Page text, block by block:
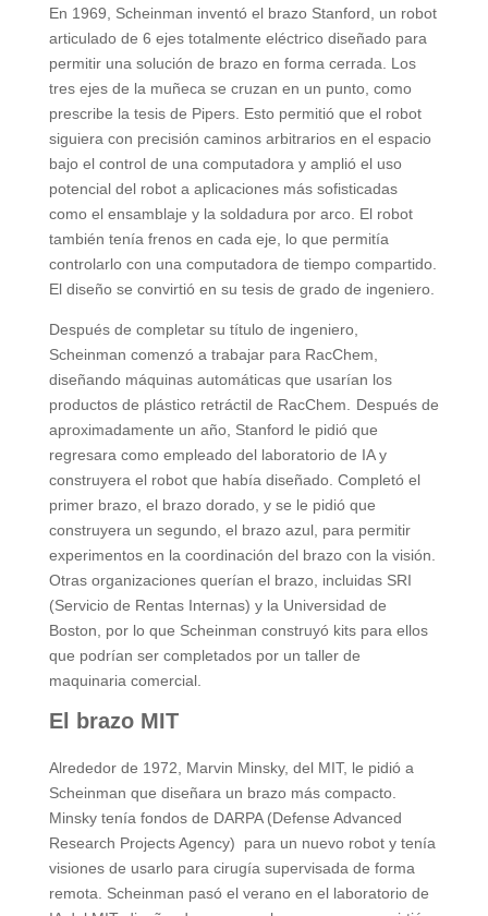
En 1969, Scheinman inventó el brazo Stanford, un robot
articulado de 6 ejes totalmente eléctrico diseñado para
permitir una solución de brazo en forma cerrada. Los
tres ejes de la muñeca se cruzan en un punto, como
prescribe la tesis de Pipers. Esto permitió que el robot
siguiera con precisión caminos arbitrarios en el espacio
bajo el control de una computadora y amplió el uso
potencial del robot a aplicaciones más sofisticadas
como el ensamblaje y la soldadura por arco. El robot
también tenía frenos en cada eje, lo que permitía
controlarlo con una computadora de tiempo compartido.
El diseño se convirtió en su tesis de grado de ingeniero.
Después de completar su título de ingeniero,
Scheinman comenzó a trabajar para RacChem,
diseñando máquinas automáticas que usarían los
productos de plástico retráctil de RacChem. Después de
aproximadamente un año, Stanford le pidió que
regresara como empleado del laboratorio de IA y
construyera el robot que había diseñado. Completó el
primer brazo, el brazo dorado, y se le pidió que
construyera un segundo, el brazo azul, para permitir
experimentos en la coordinación del brazo con la visión.
Otras organizaciones querían el brazo, incluidas SRI
(Servicio de Rentas Internas) y la Universidad de
Boston, por lo que Scheinman construyó kits para ellos
que podrían ser completados por un taller de
maquinaria comercial.
El brazo MIT
Alrededor de 1972, Marvin Minsky, del MIT, le pidió a
Scheinman que diseñara un brazo más compacto.
Minsky tenía fondos de DARPA (Defense Advanced
Research Projects Agency) para un nuevo robot y tenía
visiones de usarlo para cirugía supervisada de forma
remota. Scheinman pasó el verano en el laboratorio de